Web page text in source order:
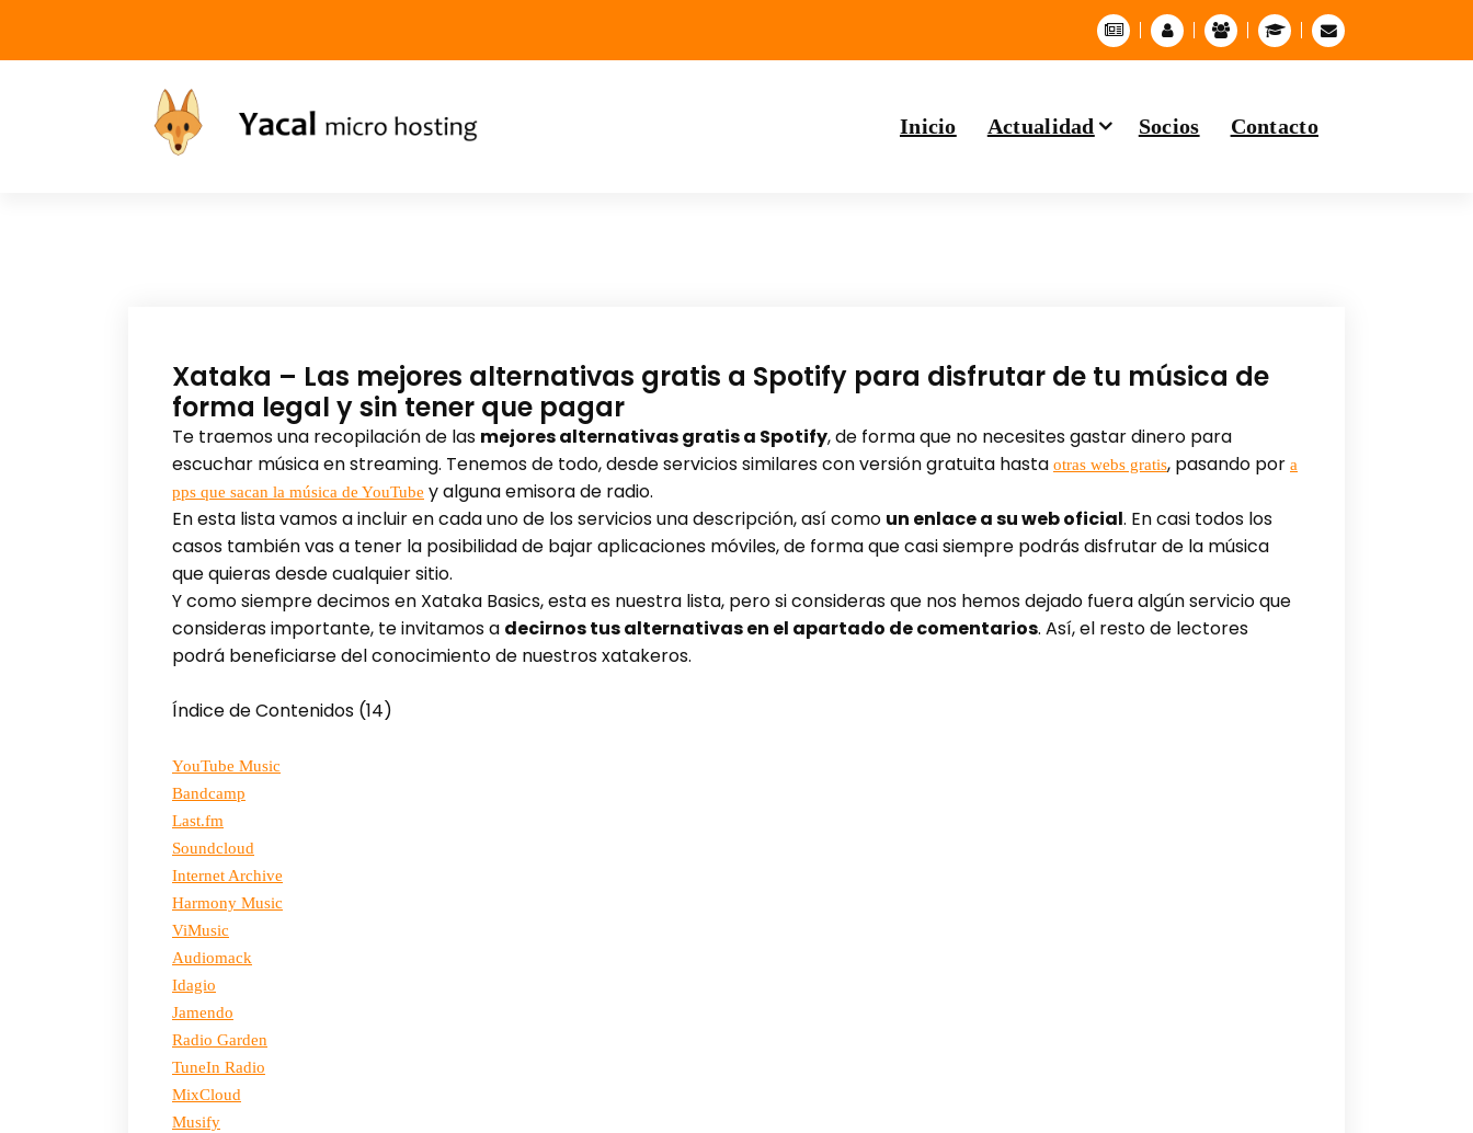
Inicio Actualidad Socios Contacto
Xataka – Las mejores alternativas gratis a Spotify para disfrutar de tu música de
forma legal y sin tener que pagar
Te traemos una recopilación de las mejores alternativas gratis a Spotify, de forma que no necesites gastar dinero para
escuchar música en streaming. Tenemos de todo, desde servicios similares con versión gratuita hasta otras webs gratis, pasando por a
pps que sacan la música de YouTube y alguna emisora de radio.
En esta lista vamos a incluir en cada uno de los servicios una descripción, así como un enlace a su web oficial. En casi todos los
casos también vas a tener la posibilidad de bajar aplicaciones móviles, de forma que casi siempre podrás disfrutar de la música
que quieras desde cualquier sitio.
Y como siempre decimos en Xataka Basics, esta es nuestra lista, pero si consideras que nos hemos dejado fuera algún servicio que
consideras importante, te invitamos a decirnos tus alternativas en el apartado de comentarios. Así, el resto de lectores
podrá beneficiarse del conocimiento de nuestros xatakeros.
Índice de Contenidos (14)
YouTube Music
Bandcamp
Last.fm
Soundcloud
Internet Archive
Harmony Music
ViMusic
Audiomack
Idagio
Jamendo
Radio Garden
TuneIn Radio
MixCloud
Musify